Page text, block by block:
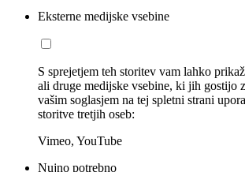
Eksterne medijske vsebine
S sprejetjem teh storitev vam lahko
ali druge medijske vsebine, ki jih gostijo
vašim soglasjem na tej spletni strani
storitve tretjih oseb:
Vimeo, YouTube
Nujno potrebno